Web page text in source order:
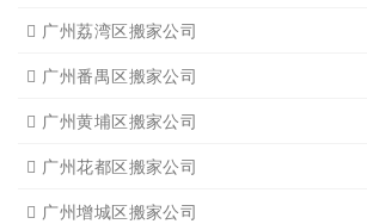
广州荔湾区搬家公司
广州番禺区搬家公司
广州黄埔区搬家公司
广州花都区搬家公司
广州增城区搬家公司